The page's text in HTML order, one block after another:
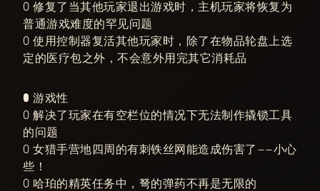
○ 修复了当其他玩家退出游戏时，主机玩家将恢复为
普通游戏难度的罕见问题
○ 使用控制器复活其他玩家时，除了在物品轮盘上选
定的医疗包之外，不会意外用完其它消耗品
● 游戏性
○ 解决了玩家在有空栏位的情况下无法制作撬锁工具
的问题
○ 女猎手营地四周的有刺铁丝网能造成伤害了——小心
些！
○ 哈珀的精英任务中，弩的弹药不再是无限的